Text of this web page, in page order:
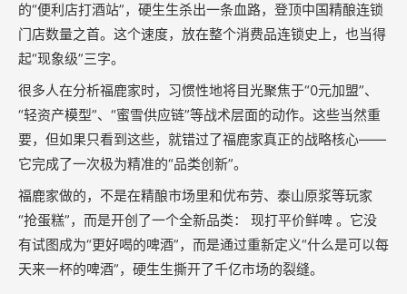
的“便利店打酒站”，硬生生杀出一条血路，登顶中国精酿连锁
门店数量之首。这个速度，放在整个消费品连锁史上，也当得
起“现象级”三字。
很多人在分析福鹿家时，习惯性地将目光聚焦于“0元加盟”、
“轻资产模型”、“蜜雪供应链”等战术层面的动作。这些当然重
要，但如果只看到这些，就错过了福鹿家真正的战略核心——
它完成了一次极为精准的“品类创新”。
福鹿家做的，不是在精酿市场里和优布劳、泰山原浆等玩家
“抢蛋糕”，而是开创了一个全新品类： 现打平价鲜啤 。它没
有试图成为“更好喝的啤酒”，而是通过重新定义“什么是可以每
天来一杯的啤酒”，硬生生撕开了千亿市场的裂缝。